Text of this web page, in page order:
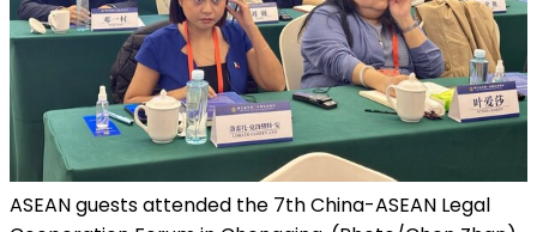
ASEAN guests attended the 7th China-ASEAN Legal